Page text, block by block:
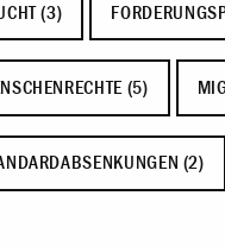
(3)
(5)
(2)